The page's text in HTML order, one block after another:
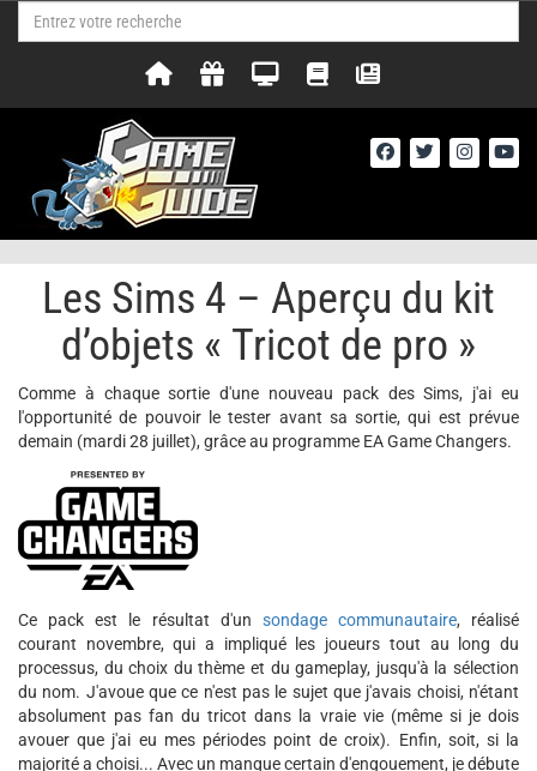
Les Sims 4 – Aperçu du kit
d’objets « Tricot de pro »
Comme à chaque sortie d'une nouveau pack des Sims, j'ai eu
l'opportunité de pouvoir le tester avant sa sortie, qui est prévue
demain (mardi 28 juillet), grâce au programme EA Game Changers.
Ce pack est le résultat d'un sondage communautaire, réalisé
courant novembre, qui a impliqué les joueurs tout au long du
processus, du choix du thème et du gameplay, jusqu'à la sélection
du nom. J'avoue que ce n'est pas le sujet que j'avais choisi, n'étant
absolument pas fan du tricot dans la vraie vie (même si je dois
avouer que j'ai eu mes périodes point de croix). Enfin, soit, si la
majorité a choisi... Avec un manque certain d'engouement, je débute